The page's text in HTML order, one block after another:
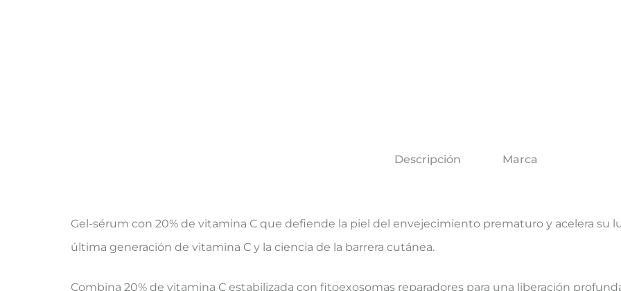
Descripción Marca
Gel-sérum con 20% de vitamina C que defiende la piel del envejecimiento prematuro y acelera su
última generación de vitamina C y la ciencia de la barrera cutánea.
Combina 20% de vitamina C estabilizada con fitoexosomas reparadores para una liberación